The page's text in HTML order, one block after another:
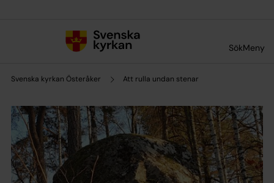
SökMeny
Svenska kyrkan Österåker Att rulla undan stenar